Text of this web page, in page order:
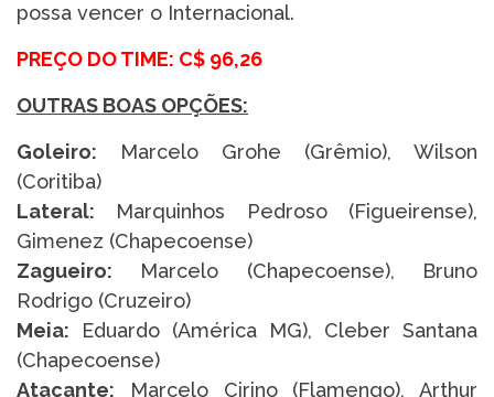
possa vencer o Internacional.
PREÇO DO TIME: C$ 96,26
OUTRAS BOAS OPÇÕES:
Goleiro: Marcelo Grohe (Grêmio), Wilson
(Coritiba)
Lateral: Marquinhos Pedroso (Figueirense),
Gimenez (Chapecoense)
Zagueiro: Marcelo (Chapecoense), Bruno
Rodrigo (Cruzeiro)
Meia: Eduardo (América MG), Cleber Santana
(Chapecoense)
Atacante: Marcelo Cirino (Flamengo), Arthur